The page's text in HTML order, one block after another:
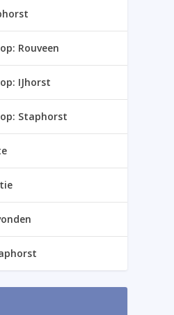
Rouveen
IJhorst
Staphorst